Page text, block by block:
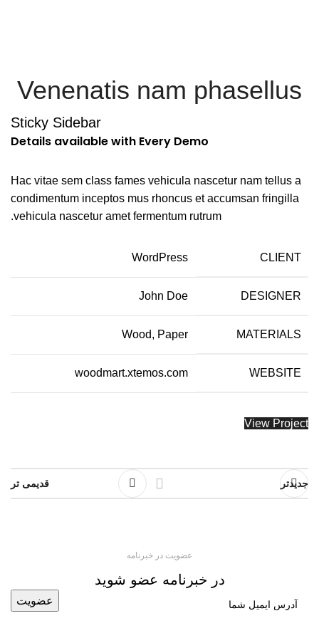
Venenatis nam phasellus
Sticky Sidebar
Details available with Every Demo
Hac vitae sem class fames vehicula nascetur nam tellus a
condimentum inceptos mus rhoncus et accumsan fringilla
vehicula nascetur amet fermentum rutrum.
CLIENT
WordPress
DESIGNER
John Doe
MATERIALS
Wood, Paper
WEBSITE
woodmart.xtemos.com
View Project
جدیدتر قدیمی تر
عضویت در خبرنامه
در خبرنامه عضو شوید